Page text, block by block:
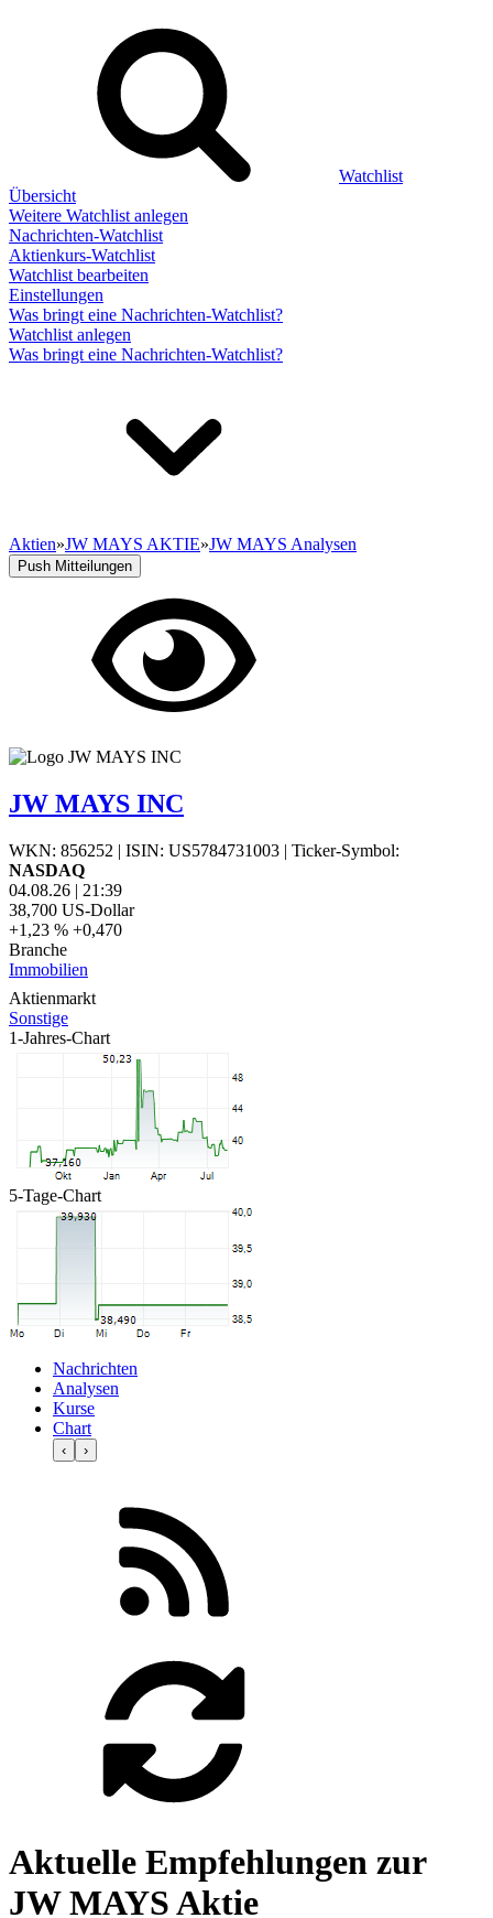
Watchlist
Übersicht
Weitere Watchlist anlegen
Nachrichten-Watchlist
Aktienkurs-Watchlist
Watchlist bearbeiten
Einstellungen
Was bringt eine Nachrichten-Watchlist?
Watchlist anlegen
Was bringt eine Nachrichten-Watchlist?
Aktien»JW MAYS AKTIE»JW MAYS Analysen
Push Mitteilungen
JW MAYS INC
WKN: 856252 | ISIN: US5784731003 | Ticker-Symbol:
NASDAQ
04.08.26 | 21:39
38,700 US-Dollar
+1,23 % +0,470
Branche
Immobilien
Aktienmarkt
Sonstige
1-Jahres-Chart
5-Tage-Chart
Nachrichten
Analysen
Kurse
Chart
‹ ›
Aktuelle Empfehlungen zur
JW MAYS Aktie